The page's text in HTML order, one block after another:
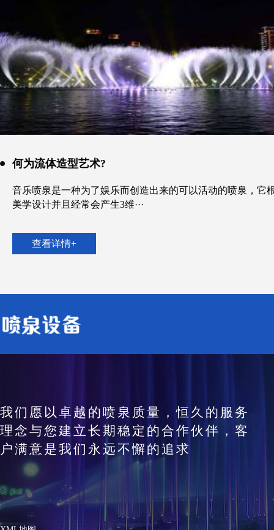
何为流体造型艺术?
音乐喷泉是一种为了娱乐而创造出来的可以活动的喷泉，它
美学设计并且经常会产生3维···
查看详情+
我们愿以卓越的喷泉质量，恒久的服务
理念与您建立长期稳定的合作伙伴，客
户满意是我们永远不懈的追求